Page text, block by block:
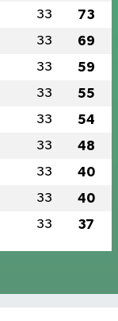
33 73
33 69
33 59
33 55
33 54
33 48
33 40
33 40
33 37